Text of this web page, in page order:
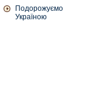
Подорожуємо
Україною